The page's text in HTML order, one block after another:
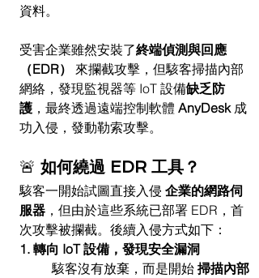
資料。
受害企業雖然安裝了終端偵測與回應
（EDR）
來攔截攻擊，但駭客掃描內部
網絡，發現監視器等 IoT 設備缺乏防
護 ，最終透過遠端控制軟體 AnyDesk 成
功入侵，發動勒索攻擊。
🚨 如何繞過 EDR 工具？
駭客一開始試圖直接入侵 企業的網路伺
服器 ，但由於這些系統已部署 EDR，首
次攻擊被攔截。後續入侵方式如下：
1. 轉向 IoT 設備，發現安全漏洞
	駭客沒有放棄，而是開始
掃描內部